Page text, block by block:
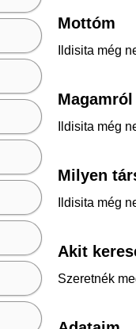
Mottóm
Ildisita még
Magamról
Ildisita még
Milyen
Ildisita még
Akit
Szeretnék